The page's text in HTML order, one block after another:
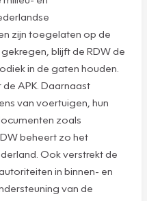
zijn toegelaten op de
blijft de RDW de
in de gaten houden.
APK. Daarnaast
van voertuigen, hun
zoals
beheert zo het
Ook verstrekt de
in binnen- en
van de